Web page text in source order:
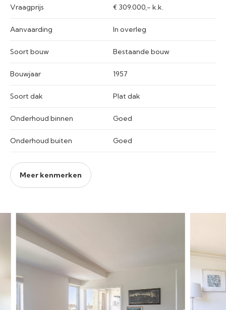
Vraagprijs € 309.000,- k.k.
Aanvaarding In overleg
Soort bouw Bestaande bouw
Bouwjaar 1957
Soort dak Plat dak
Onderhoud binnen Goed
Onderhoud buiten Goed
Meer kenmerken